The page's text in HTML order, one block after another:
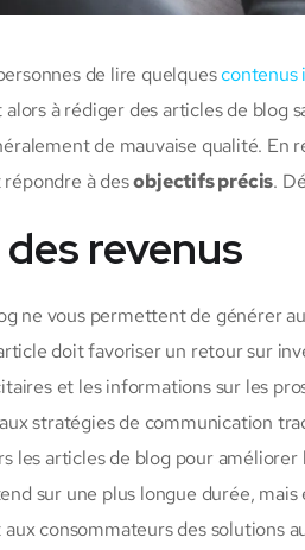
de lire quelquescontenus
à rédiger des articles de blog
de mauvaise qualité. En
répondre à desobjectifs précis.
revenus
ne vous permettent de générer
doit favoriser un retour sur
et les informations sur les
stratégies de communication
les articles de blog pour
sur une plus longue durée,
consommateurs des solutions